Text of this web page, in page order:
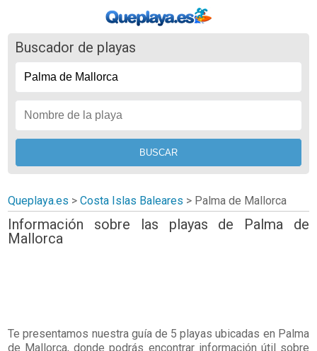
Buscador de playas
Queplaya.es >Costa Islas Baleares > Palma de Mallorca
Información sobre las playas de Palma de
Mallorca
Te presentamos nuestra guía de 5 playas ubicadas en Palma
de Mallorca, donde podrás encontrar información útil sobre